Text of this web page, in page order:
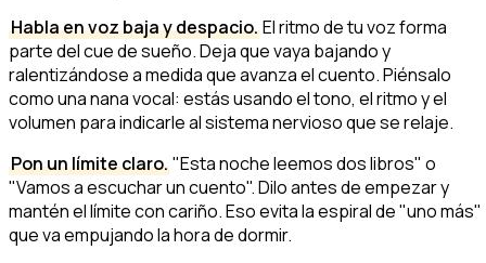
Habla en voz baja y despacio. El ritmo de tu voz forma
parte del cue de sueño. Deja que vaya bajando y
ralentizándose a medida que avanza el cuento. Piénsalo
como una nana vocal: estás usando el tono, el ritmo y el
volumen para indicarle al sistema nervioso que se relaje.
Pon un límite claro. "Esta noche leemos dos libros" o
"Vamos a escuchar un cuento". Dilo antes de empezar y
mantén el límite con cariño. Eso evita la espiral de "uno más"
que va empujando la hora de dormir.